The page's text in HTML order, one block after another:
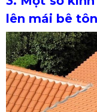
lên mái bê